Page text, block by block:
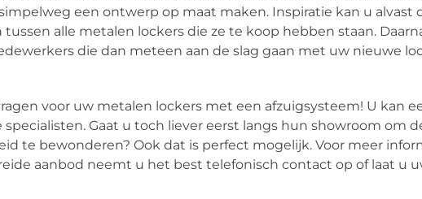
een ontwerp op maat maken. Inspiratie kan u alvast
alle metalen lockers die ze te koop hebben staan.
die dan meteen aan de slag gaan met uw nieuwe
voor uw metalen lockers met een afzuigsysteem! U kan
Gaat u toch liever eerst langs hun showroom om
te bewonderen? Ook dat is perfect mogelijk. Voor meer
aanbod neemt u het best telefonisch contact op of laat u